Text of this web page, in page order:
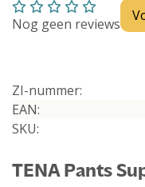
Nog geen reviews
ZI-nummer:
EAN:
SKU:
TENA Pants